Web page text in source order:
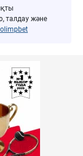
талдау және